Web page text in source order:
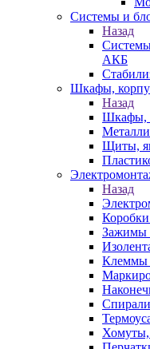
Системы и
Назад
АКБ
Шкафы,
Назад
Шкафы,
Щиты,
Назад
Зажимы
Клеммы
Хомуты,